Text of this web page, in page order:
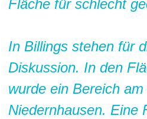
Fläche für schlecht
In Billings stehen für
Diskussion. In den
wurde ein Bereich
Niedernhausen. Eine